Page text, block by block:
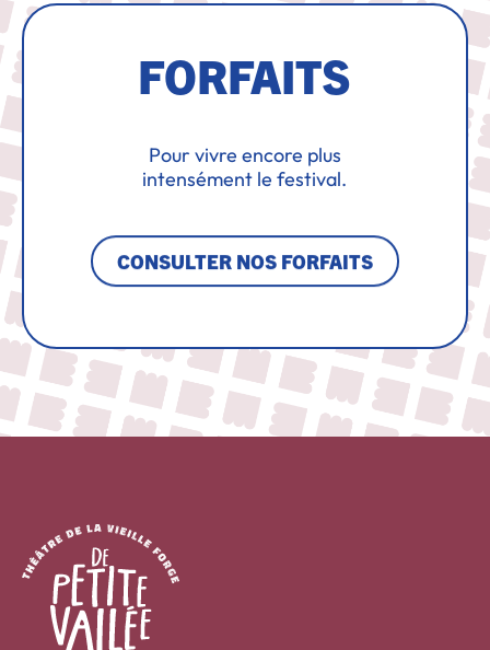
FORFAITS
Pour vivre encore plus
intensément le festival.
CONSULTER NOS FORFAITS